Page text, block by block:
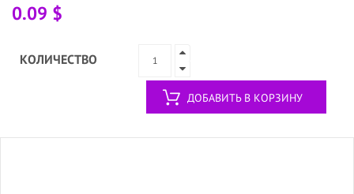
0.09 $
КОЛИЧЕСТВО
ДОБАВИТЬ В КОРЗИНУ